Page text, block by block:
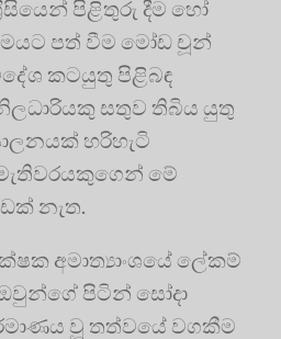
පිළිතුරු දීම හෝ
පත් වීම මෝඩ චූන්
කටයුතු පිළිබඳ
නිලධාරියකු සතුව තිබිය යුතු
හරිහැටි
මේ
නැත.
අමාත්‍යාංශයේ ලේකම්
පිටින් සෝදා
වූ තත්වයේ වගකීම